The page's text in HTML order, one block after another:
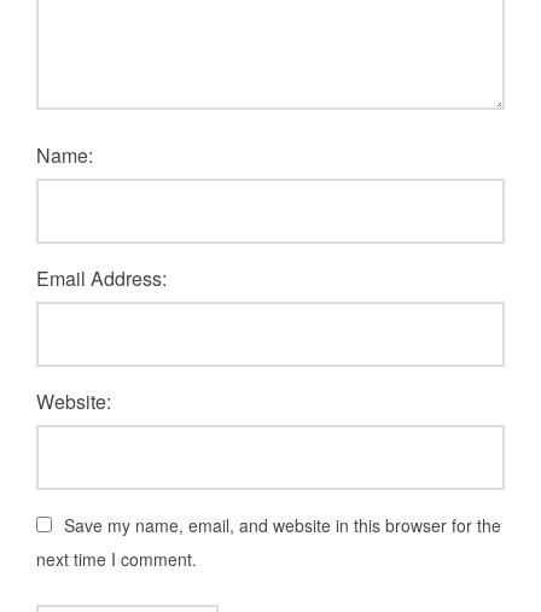
Name:
Email Address:
Website:
Save my name, email, and website in this browser for the
next time I comment.